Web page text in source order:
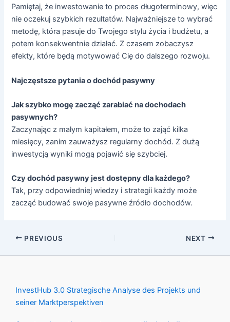
Pamiętaj, że inwestowanie to proces długoterminowy, więc
nie oczekuj szybkich rezultatów. Najważniejsze to wybrać
metodę, która pasuje do Twojego stylu życia i budżetu, a
potem konsekwentnie działać. Z czasem zobaczysz
efekty, które będą motywować Cię do dalszego rozwoju.
Najczęstsze pytania o dochód pasywny
Jak szybko mogę zacząć zarabiać na dochodach
pasywnych?
Zaczynając z małym kapitałem, może to zająć kilka
miesięcy, zanim zauważysz regularny dochód. Z dużą
inwestycją wyniki mogą pojawić się szybciej.
Czy dochód pasywny jest dostępny dla każdego?
Tak, przy odpowiedniej wiedzy i strategii każdy może
zacząć budować swoje pasywne źródło dochodów.
PREVIOUS NEXT
InvestHub 3.0 Strategische Analyse des Projekts und
seiner Marktperspektiven